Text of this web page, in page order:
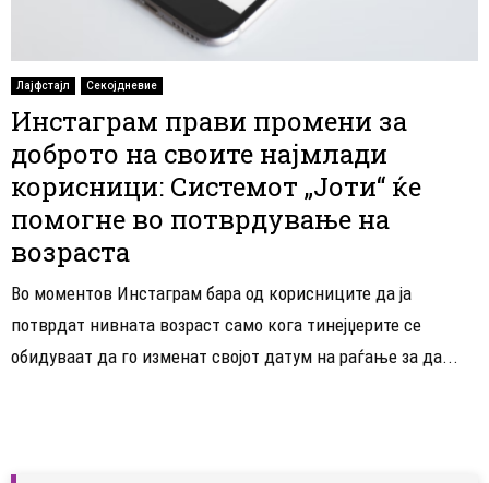
Лајфстајл Секојдневие
Инстаграм прави промени за
доброто на своите најмлади
корисници: Системот „Јоти“ ќе
помогне во потврдување на
возраста
Во моментов Инстаграм бара од корисниците да ја
потврдат нивната возраст само кога тинејџерите се
обидуваат да го изменат својот датум на раѓање за да...